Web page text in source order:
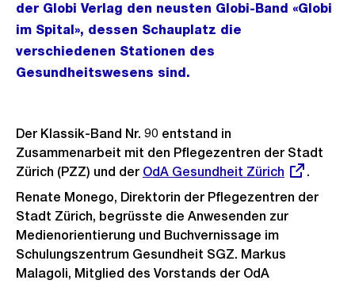
der Globi Verlag den neusten Globi-Band «Globi
im Spital», dessen Schauplatz die
verschiedenen Stationen des
Gesundheitswesens sind.
Der Klassik-Band Nr. 90 entstand in
Zusammenarbeit mit den Pflegezentren der Stadt
Zürich (PZZ) und der Externer
Link:
OdA Gesundheit Zürich
.
Renate Monego, Direktorin der Pflegezentren der
Stadt Zürich, begrüsste die Anwesenden zur
Medienorientierung und Buchvernissage im
Schulungszentrum Gesundheit SGZ. Markus
Malagoli, Mitglied des Vorstands der OdA